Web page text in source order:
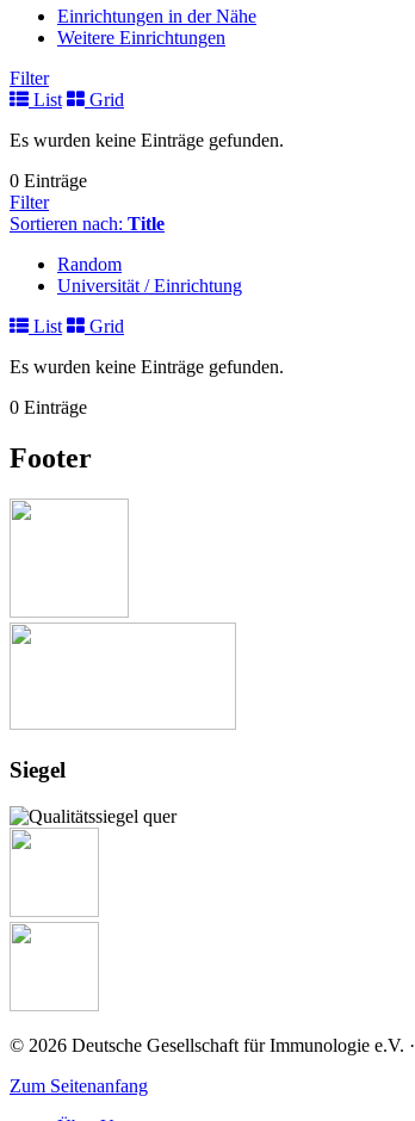
Einrichtungen in der Nähe
Weitere Einrichtungen
Filter
List
Grid
Es wurden keine Einträge gefunden.
0 Einträge
Filter
Sortieren nach: Title
Random
Universität / Einrichtung
List
Grid
Es wurden keine Einträge gefunden.
0 Einträge
Footer
Siegel
© 2026 Deutsche Gesellschaft für Immunologie e.V. ·
Zum Seitenanfang